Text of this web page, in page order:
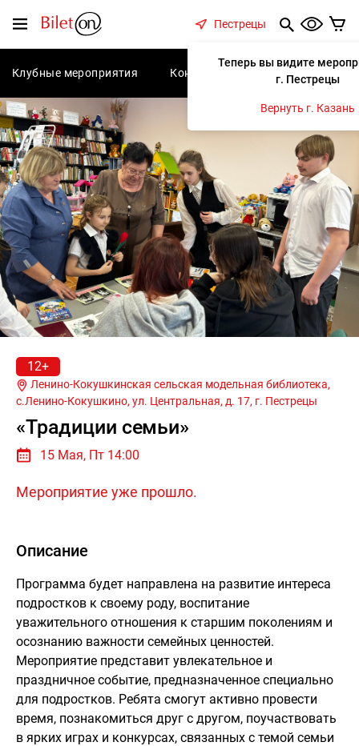
Меню
Пестрецы
Теперь вы видите
г. Пестрецы
Вернуть г. Казань
Клубные мероприятия Концерты Спектакли
12+
с.Ленино-Кокушкино, ул. Центральная, д. 17, г. Пестрецы
«Традиции семьи»
15 Мая, Пт 14:00
Мероприятие уже прошло.
Описание
Программа будет направлена на развитие интереса
подростков к своему роду, воспитание
уважительного отношения к старшим поколениям и
осознанию важности семейных ценностей.
Мероприятие представит увлекательное и
праздничное событие, предназначенное специально
для подростков. Ребята смогут активно провести
время, познакомиться друг с другом, поучаствовать
в ярких играх и конкурсах, связанных с темой семьи